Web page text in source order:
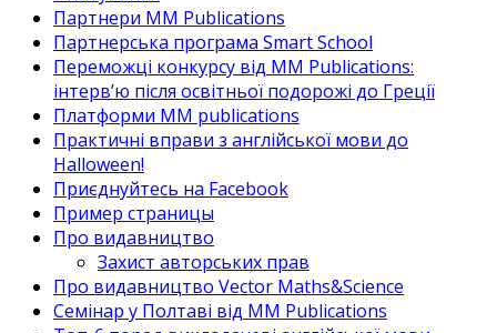
Партнери MM Publications
Партнерська програма Smart School
Переможці конкурсу від MM Publications:
інтерв’ю після освітньої подорожі до Греції
Платформи MM publications
Практичні вправи з англійської мови до
Halloween!
Приєднуйтесь на Facebook
Пример страницы
Про видавництво
Захист авторських прав
Про видавництво Vector Maths&Science
Семінар у Полтаві від MM Publications